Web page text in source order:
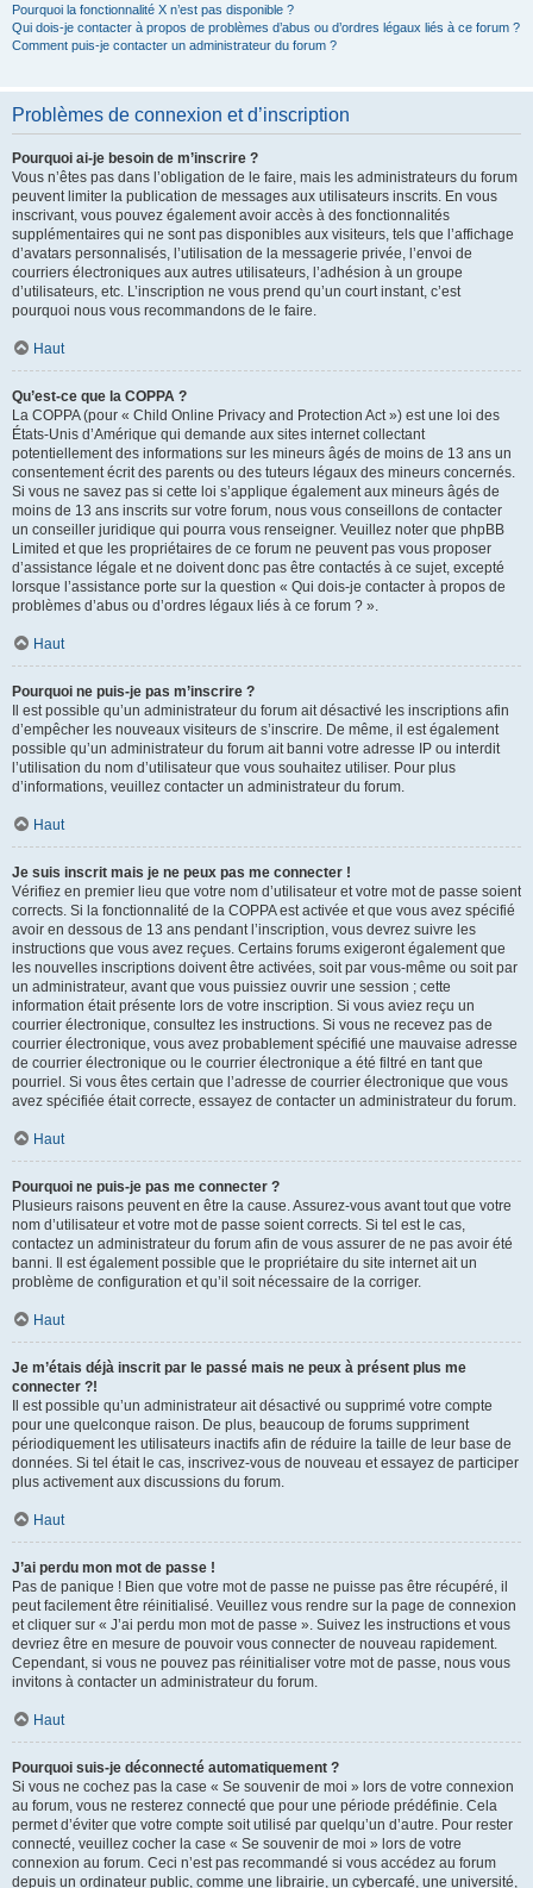
Pourquoi la fonctionnalité X n’est pas disponible ?
Qui dois-je contacter à propos de problèmes d’abus ou d’ordres légaux liés à ce forum ?
Comment puis-je contacter un administrateur du forum ?
Problèmes de connexion et d’inscription
Pourquoi ai-je besoin de m’inscrire ?
Vous n’êtes pas dans l’obligation de le faire, mais les administrateurs du forum
peuvent limiter la publication de messages aux utilisateurs inscrits. En vous
inscrivant, vous pouvez également avoir accès à des fonctionnalités
supplémentaires qui ne sont pas disponibles aux visiteurs, tels que l’affichage
d’avatars personnalisés, l’utilisation de la messagerie privée, l’envoi de
courriers électroniques aux autres utilisateurs, l’adhésion à un groupe
d’utilisateurs, etc. L’inscription ne vous prend qu’un court instant, c’est
pourquoi nous vous recommandons de le faire.
Haut
Qu’est-ce que la COPPA ?
La COPPA (pour « Child Online Privacy and Protection Act ») est une loi des
États-Unis d’Amérique qui demande aux sites internet collectant
potentiellement des informations sur les mineurs âgés de moins de 13 ans un
consentement écrit des parents ou des tuteurs légaux des mineurs concernés.
Si vous ne savez pas si cette loi s’applique également aux mineurs âgés de
moins de 13 ans inscrits sur votre forum, nous vous conseillons de contacter
un conseiller juridique qui pourra vous renseigner. Veuillez noter que phpBB
Limited et que les propriétaires de ce forum ne peuvent pas vous proposer
d’assistance légale et ne doivent donc pas être contactés à ce sujet, excepté
lorsque l’assistance porte sur la question « Qui dois-je contacter à propos de
problèmes d’abus ou d’ordres légaux liés à ce forum ? ».
Haut
Pourquoi ne puis-je pas m’inscrire ?
Il est possible qu’un administrateur du forum ait désactivé les inscriptions afin
d’empêcher les nouveaux visiteurs de s’inscrire. De même, il est également
possible qu’un administrateur du forum ait banni votre adresse IP ou interdit
l’utilisation du nom d’utilisateur que vous souhaitez utiliser. Pour plus
d’informations, veuillez contacter un administrateur du forum.
Haut
Je suis inscrit mais je ne peux pas me connecter !
Vérifiez en premier lieu que votre nom d’utilisateur et votre mot de passe soient
corrects. Si la fonctionnalité de la COPPA est activée et que vous avez spécifié
avoir en dessous de 13 ans pendant l’inscription, vous devrez suivre les
instructions que vous avez reçues. Certains forums exigeront également que
les nouvelles inscriptions doivent être activées, soit par vous-même ou soit par
un administrateur, avant que vous puissiez ouvrir une session ; cette
information était présente lors de votre inscription. Si vous aviez reçu un
courrier électronique, consultez les instructions. Si vous ne recevez pas de
courrier électronique, vous avez probablement spécifié une mauvaise adresse
de courrier électronique ou le courrier électronique a été filtré en tant que
pourriel. Si vous êtes certain que l’adresse de courrier électronique que vous
avez spécifiée était correcte, essayez de contacter un administrateur du forum.
Haut
Pourquoi ne puis-je pas me connecter ?
Plusieurs raisons peuvent en être la cause. Assurez-vous avant tout que votre
nom d’utilisateur et votre mot de passe soient corrects. Si tel est le cas,
contactez un administrateur du forum afin de vous assurer de ne pas avoir été
banni. Il est également possible que le propriétaire du site internet ait un
problème de configuration et qu’il soit nécessaire de la corriger.
Haut
Je m’étais déjà inscrit par le passé mais ne peux à présent plus me
connecter ?!
Il est possible qu’un administrateur ait désactivé ou supprimé votre compte
pour une quelconque raison. De plus, beaucoup de forums suppriment
périodiquement les utilisateurs inactifs afin de réduire la taille de leur base de
données. Si tel était le cas, inscrivez-vous de nouveau et essayez de participer
plus activement aux discussions du forum.
Haut
J’ai perdu mon mot de passe !
Pas de panique ! Bien que votre mot de passe ne puisse pas être récupéré, il
peut facilement être réinitialisé. Veuillez vous rendre sur la page de connexion
et cliquer sur « J’ai perdu mon mot de passe ». Suivez les instructions et vous
devriez être en mesure de pouvoir vous connecter de nouveau rapidement.
Cependant, si vous ne pouvez pas réinitialiser votre mot de passe, nous vous
invitons à contacter un administrateur du forum.
Haut
Pourquoi suis-je déconnecté automatiquement ?
Si vous ne cochez pas la case « Se souvenir de moi » lors de votre connexion
au forum, vous ne resterez connecté que pour une période prédéfinie. Cela
permet d’éviter que votre compte soit utilisé par quelqu’un d’autre. Pour rester
connecté, veuillez cocher la case « Se souvenir de moi » lors de votre
connexion au forum. Ceci n’est pas recommandé si vous accédez au forum
depuis un ordinateur public, comme une librairie, un cybercafé, une université,